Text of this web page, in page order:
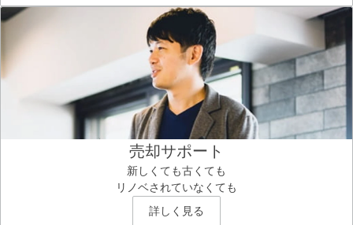
売却サポート
新しくても古くても
リノベされていなくても
詳しく見る